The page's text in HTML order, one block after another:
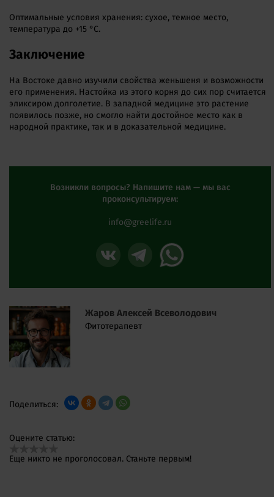
Оптимальные условия хранения: сухое, темное место,
температура до +15 °C.
Заключение
На Востоке давно изучили свойства женьшеня и возможности
его применения. Настойка из этого корня до сих пор считается
эликсиром долголетие. В западной медицине это растение
появилось позже, но смогло найти достойное место как в
народной практике, так и в доказательной медицине.
Возникли вопросы? Напишите нам — мы вас
проконсультируем:
info@greelife.ru
Жаров Алексей Всеволодович
Фитотерапевт
Поделиться:
Оцените статью:
Еще никто не проголосовал. Станьте первым!